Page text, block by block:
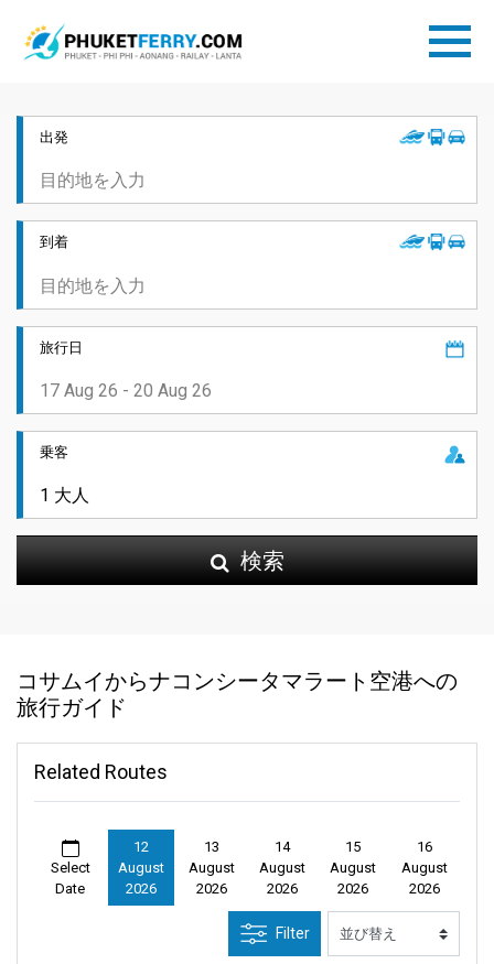
出発
到着
旅行日
乗客
検索
コサムイからナコンシータマラート空港への
旅行ガイド
Related Routes
Select
Date
12
August
2026
13
August
2026
14
August
2026
15
August
2026
16
August
2026
Filter